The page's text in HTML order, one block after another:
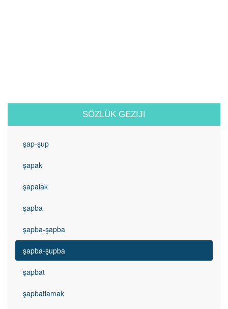
SÖZLÜK GEZIJI
şap-şup
şapak
şapalak
şapba
şapba-şapba
şapba-şupba
şapbat
şapbatlamak